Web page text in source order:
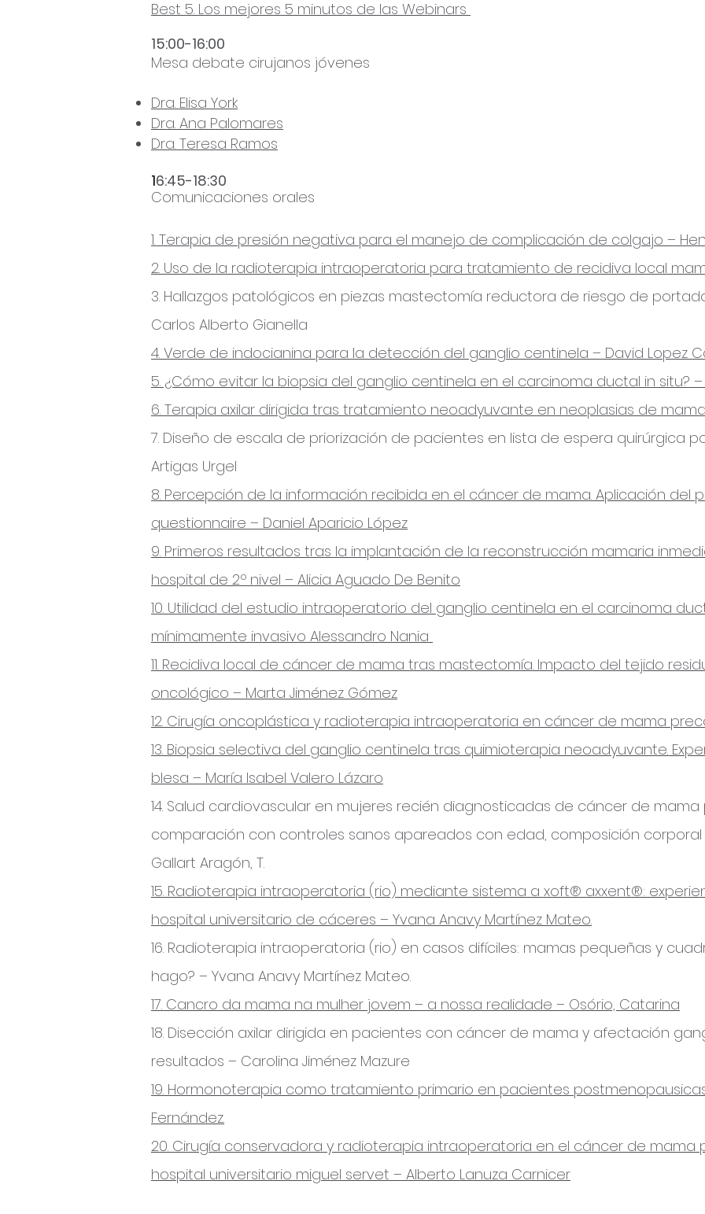
Best 5. Los mejores 5 minutos de las Webinars
15:00-16:00
Mesa debate cirujanos jóvenes
Dra. Elisa York
Dra. Ana Palomares
Dra. Teresa Ramos
16:45-18:30
Comunicaciones orales
1. Terapia de presión negativa para el manejo de complicación de colgajo –
2. Uso de la radioterapia intraoperatoria para tratamiento de recidiva local
3. Hallazgos patológicos en piezas mastectomía reductora de riesgo de
Carlos Alberto Gianella
4. Verde de indocianina para la detección del ganglio centinela – David Lopez
5. ¿Cómo evitar la biopsia del ganglio centinela en el carcinoma ductal in situ? –
6. Terapia axilar dirigida tras tratamiento neoadyuvante en neoplasias de mama
7. Diseño de escala de priorización de pacientes en lista de espera quirúrgica
Artigas Urgel
8. Percepción de la información recibida en el cáncer de mama. Aplicación del
questionnaire – Daniel Aparicio López
9. Primeros resultados tras la implantación de la reconstrucción mamaria
hospital de 2º nivel – Alicia Aguado De Benito
10. Utilidad del estudio intraoperatorio del ganglio centinela en el carcinoma
mínimamente invasivo Alessandro Nania
11. Recidiva local de cáncer de mama tras mastectomía. Impacto del tejido
oncológico – Marta Jiménez Gómez
12. Cirugía oncoplástica y radioterapia intraoperatoria en cáncer de mama
13. Biopsia selectiva del ganglio centinela tras quimioterapia neoadyuvante.
blesa – María Isabel Valero Lázaro
14. Salud cardiovascular en mujeres recién diagnosticadas de cáncer de
comparación con controles sanos apareados con edad, composición
Gallart Aragón, T.
15. Radioterapia intraoperatoria (rio) mediante sistema a xoft® axxent®:
hospital universitario de cáceres – Yvana Anavy Martínez Mateo.
16. Radioterapia intraoperatoria (rio) en casos difíciles: mamas pequeñas y
hago? – Yvana Anavy Martínez Mateo.
17. Cancro da mama na mulher jovem – a nossa realidade – Osório, Catarina
18. Disección axilar dirigida en pacientes con cáncer de mama y afectación
resultados – Carolina Jiménez Mazure
19. Hormonoterapia como tratamiento primario en pacientes
Fernández.
20. Cirugía conservadora y radioterapia intraoperatoria en el cáncer de mama
hospital universitario miguel servet – Alberto Lanuza Carnicer